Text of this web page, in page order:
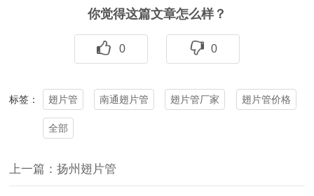
你觉得这篇文章怎么样？
0 0
标签： 翅片管 南通翅片管 翅片管厂家 翅片管价格
全部
上一篇：扬州翅片管